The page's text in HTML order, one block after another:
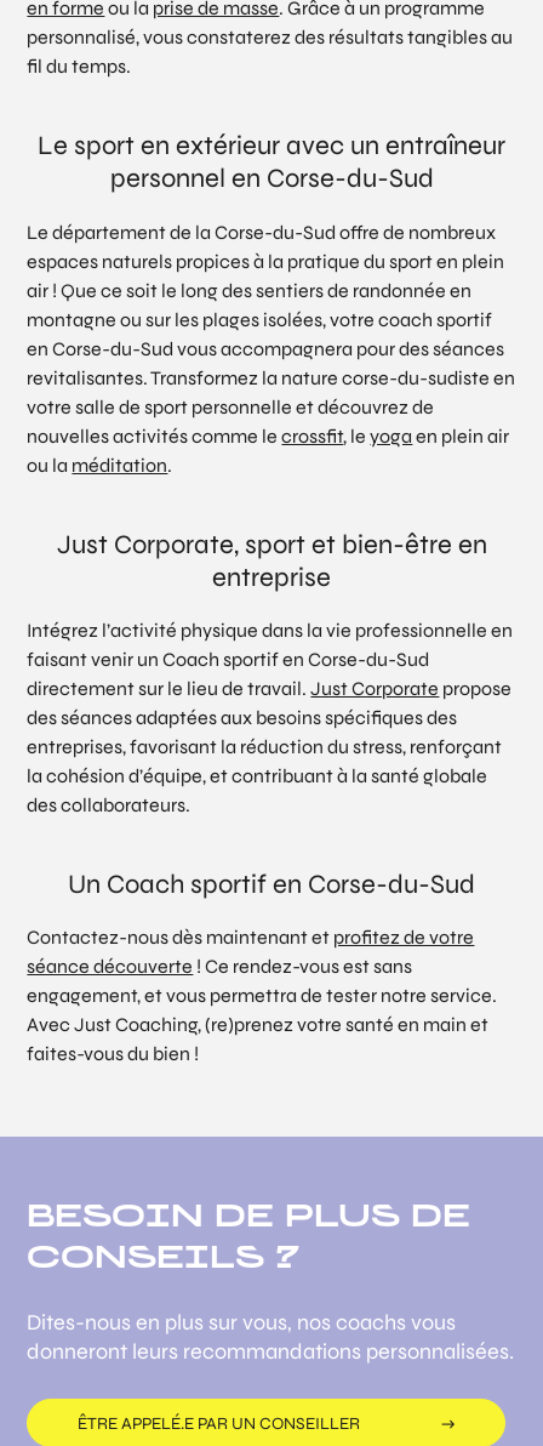
en forme ou la prise de masse. Grâce à un programme
personnalisé, vous constaterez des résultats tangibles au
fil du temps.
Le sport en extérieur avec un entraîneur
personnel en Corse-du-Sud
Le département de la Corse-du-Sud offre de nombreux
espaces naturels propices à la pratique du sport en plein
air ! Que ce soit le long des sentiers de randonnée en
montagne ou sur les plages isolées, votre coach sportif
en Corse-du-Sud vous accompagnera pour des séances
revitalisantes. Transformez la nature corse-du-sudiste en
votre salle de sport personnelle et découvrez de
nouvelles activités comme lecrossfit, leyoga en plein air
ou la méditation.
Just Corporate, sport et bien-être en
entreprise
Intégrez l’activité physique dans la vie professionnelle en
faisant venir un Coach sportif en Corse-du-Sud
directement sur le lieu de travail.Just Corporate propose
des séances adaptées aux besoins spécifiques des
entreprises, favorisant la réduction du stress, renforçant
la cohésion d’équipe, et contribuant à la santé globale
des collaborateurs.
Un Coach sportif en Corse-du-Sud
Contactez-nous dès maintenant et profitez de votre
séance découverte ! Ce rendez-vous est sans
engagement, et vous permettra de tester notre service.
Avec Just Coaching, (re)prenez votre santé en main et
faites-vous du bien !
BESOIN DE PLUS DE
CONSEILS ?
Dites-nous en plus sur vous, nos coachs vous
donneront leurs recommandations personnalisées.
ÊTRE APPELÉ.E PAR UN CONSEILLER